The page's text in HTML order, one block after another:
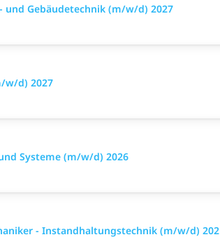
Gebäudetechnik (m/w/d) 2027
w/d) 2027
Systeme (m/w/d) 2026
- Instandhaltungstechnik (m/w/d) 202